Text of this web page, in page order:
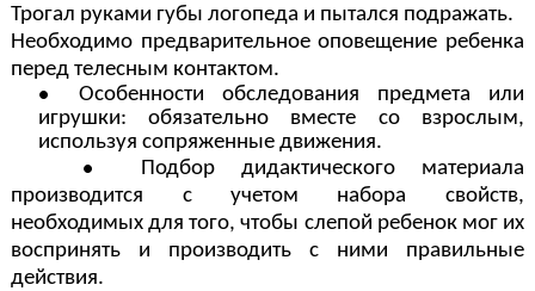
Трогал руками губы логопеда и пытался подражать.
Необходимо предварительное оповещение ребенка
перед телесным контактом.
Особенности обследования предмета или
игрушки: обязательно вместе со взрослым,
используя сопряженные движения.
Подбор дидактического материала
производится с учетом набора свойств,
необходимых для того, чтобы слепой ребенок мог их
воспринять и производить с ними правильные
действия.